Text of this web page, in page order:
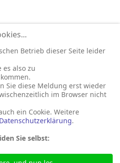
Betrieb dieser Seite leider
also zu
Sie diese Meldung erst wieder
im Browser nicht
ein Cookie. Weitere
Datenschutzerklärung.
Sie selbst: